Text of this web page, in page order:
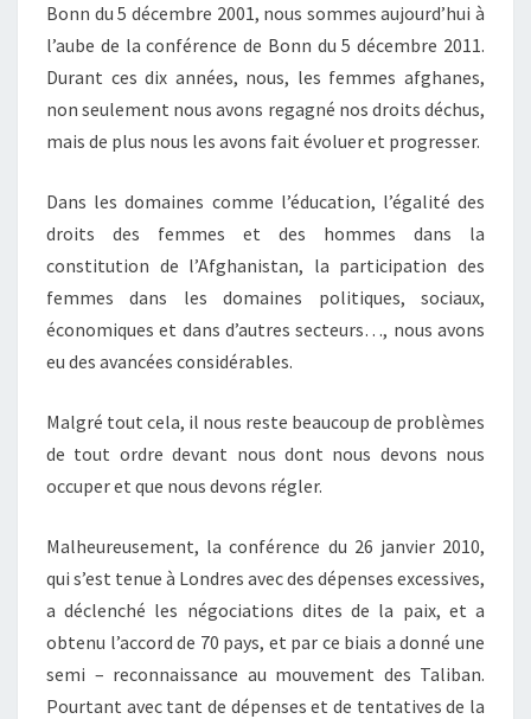
Bonn du 5 décembre 2001, nous sommes aujourd’hui à
l’aube de la conférence de Bonn du 5 décembre 2011.
Durant ces dix années, nous, les femmes afghanes,
non seulement nous avons regagné nos droits déchus,
mais de plus nous les avons fait évoluer et progresser.
Dans les domaines comme l’éducation, l’égalité des
droits des femmes et des hommes dans la
constitution de l’Afghanistan, la participation des
femmes dans les domaines politiques, sociaux,
économiques et dans d’autres secteurs…, nous avons
eu des avancées considérables.
Malgré tout cela, il nous reste beaucoup de problèmes
de tout ordre devant nous dont nous devons nous
occuper et que nous devons régler.
Malheureusement, la conférence du 26 janvier 2010,
qui s’est tenue à Londres avec des dépenses excessives,
a déclenché les négociations dites de la paix, et a
obtenu l’accord de 70 pays, et par ce biais a donné une
semi – reconnaissance au mouvement des Taliban.
Pourtant avec tant de dépenses et de tentatives de la